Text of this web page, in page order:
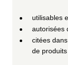
utilisables
autorisées
citées
de